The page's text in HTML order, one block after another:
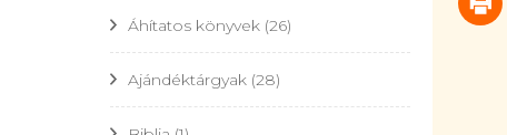
Áhítatos könyvek (26)
Ajándéktárgyak (28)